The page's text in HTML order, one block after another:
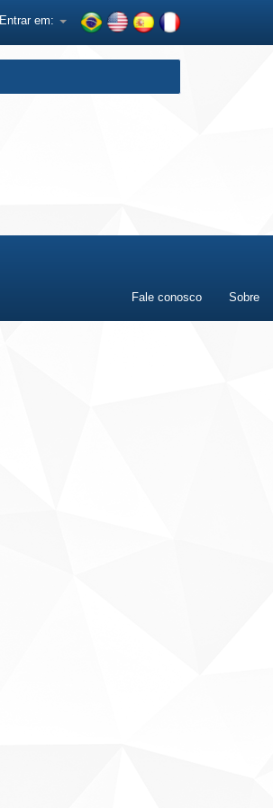
Entrar em:
Fale conosco Sobre